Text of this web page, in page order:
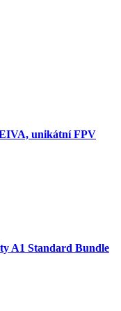
unikátní FPV
A1 Standard Bundle